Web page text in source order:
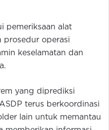
pemeriksaan alat
prosedur operasi
keselamatan dan
yang diprediksi
terus berkoordinasi
lain untuk memantau